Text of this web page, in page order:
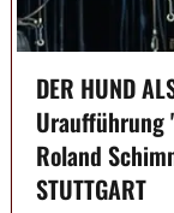
DER HUND
Uraufführung
Roland
STUTTGART